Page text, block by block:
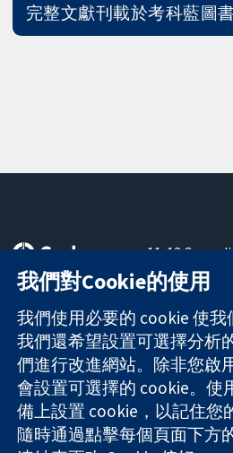
完整文獻刊載於考科藍圖
可信任實證
知情決定
更完善的健康照
護
11-13
Square
London
W1G 0AN
United
The Cochrane Collaboration is a
我們對Cookie的使用
我們使用必要的 cookie 使我
我們還希望設置可選擇分析
們進行改進網站。除非您啟
會設置可選擇的 cookie。使
備上設置 cookie，以記住您
隨時通過點擊每個頁面下方